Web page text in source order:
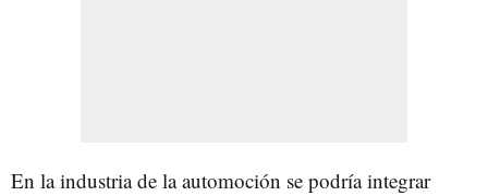
En la industria de la automoción se podría integrar